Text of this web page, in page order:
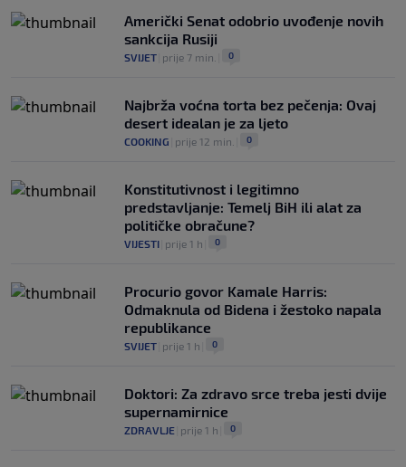
Američki Senat odobrio uvođenje novih
sankcija Rusiji
SVIJET prije 7 min. 0
Najbrža voćna torta bez pečenja: Ovaj
desert idealan je za ljeto
COOKING prije 12 min. 0
Konstitutivnost i legitimno
predstavljanje: Temelj BiH ili alat za
političke obračune?
VIJESTI prije 1 h 0
Procurio govor Kamale Harris:
Odmaknula od Bidena i žestoko napala
republikance
SVIJET prije 1 h 0
Doktori: Za zdravo srce treba jesti dvije
supernamirnice
ZDRAVLJE prije 1 h 0